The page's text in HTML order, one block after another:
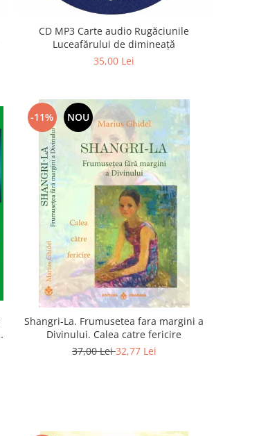
CD MP3 Carte audio Rugăciunile
Luceafărului de dimineață
35,00 Lei
-11% NOU
Shangri-La. Frumusetea fara margini a
Divinului. Calea catre fericire
37,00 Lei32,77 Lei